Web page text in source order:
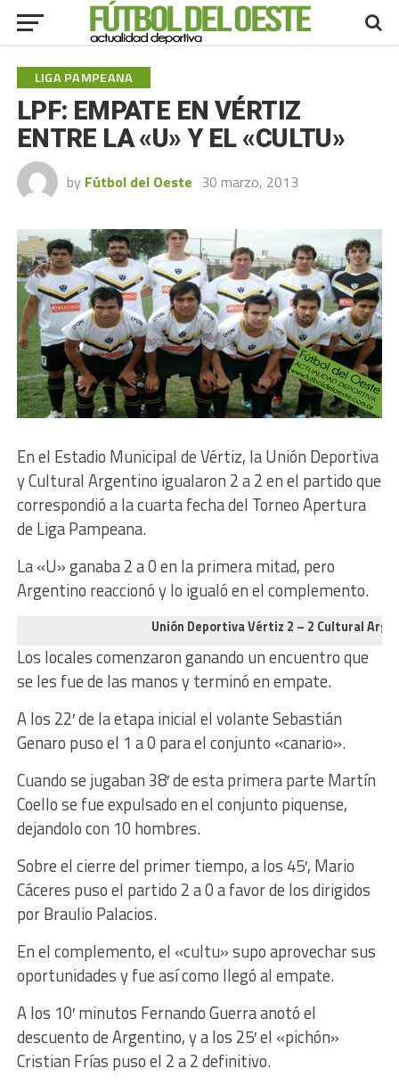
LIGA PAMPEANA
LPF: EMPATE EN VÉRTIZ
ENTRE LA «U» Y EL «CULTU»
by Fútbol del Oeste 30 marzo, 2013
En el Estadio Municipal de Vértiz, la Unión Deportiva
y Cultural Argentino igualaron 2 a 2 en el partido que
correspondió a la cuarta fecha del Torneo Apertura
de Liga Pampeana.
La «U» ganaba 2 a 0 en la primera mitad, pero
Argentino reaccionó y lo igualó en el complemento.
Unión Deportiva Vértiz 2 – 2 Cultural
Los locales comenzaron ganando un encuentro que
se les fue de las manos y terminó en empate.
A los 22′ de la etapa inicial el volante Sebastián
Genaro puso el 1 a 0 para el conjunto «canario».
Cuando se jugaban 38′ de esta primera parte Martín
Coello se fue expulsado en el conjunto piquense,
dejandolo con 10 hombres.
Sobre el cierre del primer tiempo, a los 45′, Mario
Cáceres puso el partido 2 a 0 a favor de los dirigidos
por Braulio Palacios.
En el complemento, el «cultu» supo aprovechar sus
oportunidades y fue así como llegó al empate.
A los 10′ minutos Fernando Guerra anotó el
descuento de Argentino, y a los 25′ el «pichón»
Cristian Frías puso el 2 a 2 definitivo.